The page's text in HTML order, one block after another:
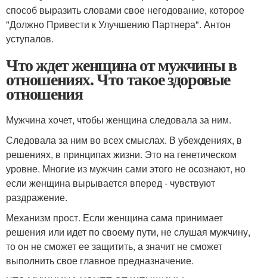
способ выразить словами свое негодование, которое
"Должно Привести к Улучшению Партнера". Антон
уступалов.
Что ждет женщина от мужчины в
отношениях. Что такое здоровые
отношения
Мужчина хочет, чтобы женщина следовала за ним.
Следовала за ним во всех смыслах. В убеждениях, в
решениях, в принципах жизни. Это на генетическом
уровне. Многие из мужчин сами этого не осознают, но
если женщина вырывается вперед - чувствуют
раздражение.
Механизм прост. Если женщина сама принимает
решения или идет по своему пути, не слушая мужчину,
то он не сможет ее защитить, а значит не сможет
выполнить свое главное предназначение.